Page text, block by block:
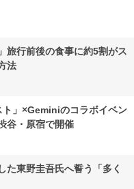
旅行前後の食事に約5割がス
法
」×Geminiのコラボイベン
谷・原宿で開催
た東野圭吾氏へ誓う「多く